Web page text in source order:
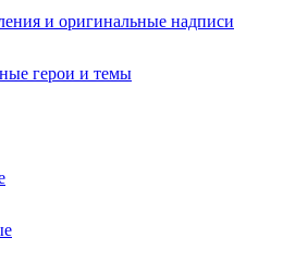
и оригинальные надписи
герои и темы